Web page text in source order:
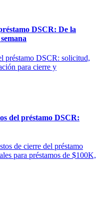
DSCR: De la
préstamo DSCR: solicitud,
para cierre y
del préstamo DSCR:
de cierre del préstamo
para préstamos de $100K,